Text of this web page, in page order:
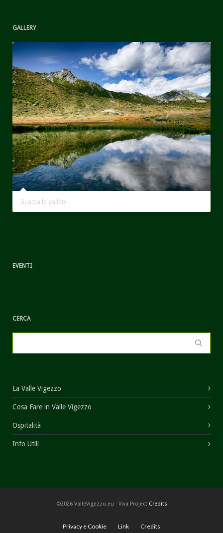
GALLERY
Guarda la gallery
EVENTI
CERCA
La Valle Vigezzo
Cosa Fare in Valle Vigezzo
Ospitalità
Info Utili
©2026 ValleVigezzo.eu · Viva Project Credits
Privacy e Cookie Link Credits